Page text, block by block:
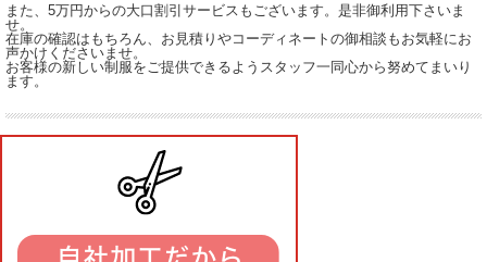
また、5万円からの大口割引サービスもございます。是非御利用下さいま
せ。
在庫の確認はもちろん、お見積りやコーディネートの御相談もお気軽にお
声かけくださいませ。
お客様の新しい制服をご提供できるようスタッフ一同心から努めてまいり
ます。